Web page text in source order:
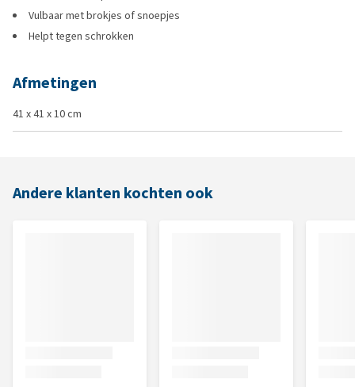
Vulbaar met brokjes of snoepjes
Helpt tegen schrokken
Afmetingen
41 x 41 x 10 cm
Andere klanten kochten ook